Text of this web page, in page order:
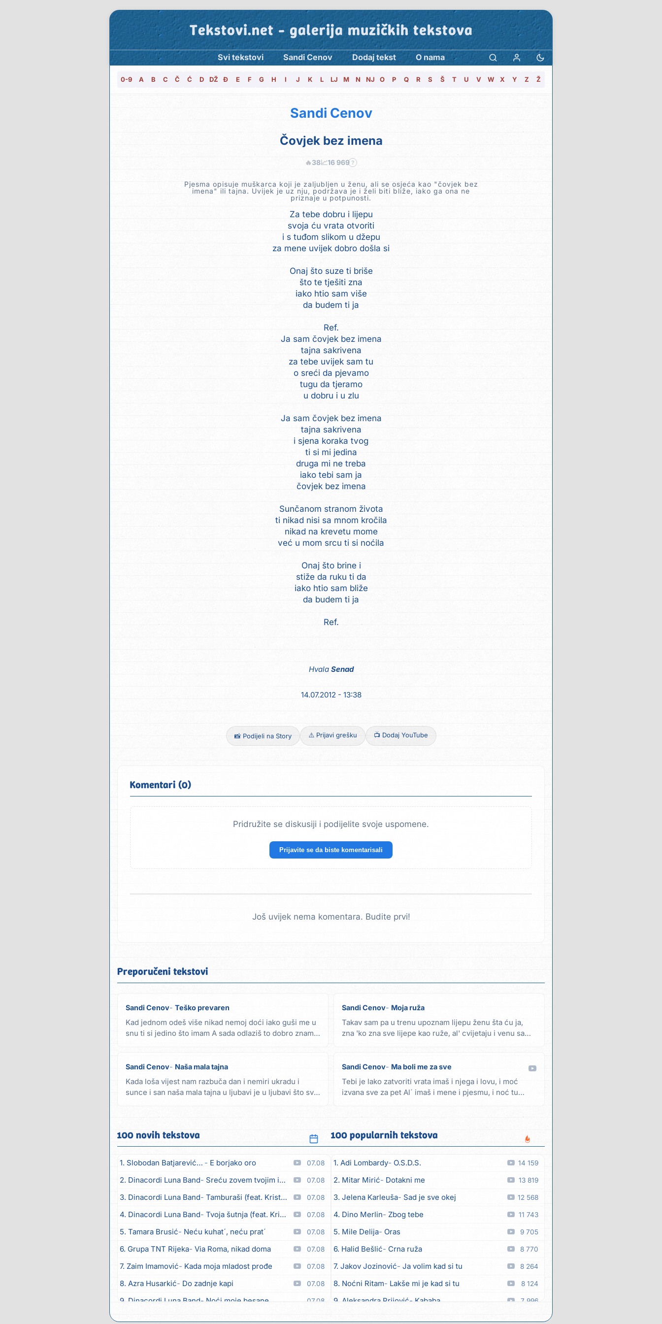
Tekstovi.net - galerija muzičkih tekstova
Svi tekstovi Sandi Cenov Dodaj tekst O nama
0-9 A B C Č Ć D DŽ Đ E F G H I J K L LJ M N NJ O P Q R S Š T U V W X Y Z Ž
Sandi Cenov
Čovjek bez imena
🔥38📈16 969 ?
Pjesma opisuje muškarca koji je zaljubljen u ženu, ali se osjeća kao "čovjek bez
imena" ili tajna. Uvijek je uz nju, podržava je i želi biti bliže, iako ga ona ne
priznaje u potpunosti.
Za tebe dobru i lijepu
svoja ću vrata otvoriti
i s tuđom slikom u džepu
za mene uvijek dobro došla si
Onaj što suze ti briše
što te tješiti zna
iako htio sam više
da budem ti ja
Ref.
Ja sam čovjek bez imena
tajna sakrivena
za tebe uvijek sam tu
o sreći da pjevamo
tugu da tjeramo
u dobru i u zlu
Ja sam čovjek bez imena
tajna sakrivena
i sjena koraka tvog
ti si mi jedina
druga mi ne treba
iako tebi sam ja
čovjek bez imena
Sunčanom stranom života
ti nikad nisi sa mnom kročila
nikad na krevetu mome
već u mom srcu ti si noćila
Onaj što brine i
stiže da ruku ti da
iako htio sam bliže
da budem ti ja
Ref.
Hvala Senad
14.07.2012 - 13:38
📸 Podijeli na Story ⚠️ Prijavi grešku 📺 Dodaj YouTube
Komentari (0)
Pridružite se diskusiji i podijelite svoje uspomene.
Prijavite se da biste komentarisali
Još uvijek nema komentara. Budite prvi!
Preporučeni tekstovi
Sandi Cenov Teško prevaren
Kad jednom odeš više nikad nemoj doći iako guši me u
snu ti si jedino što imam A sada odlaziš to dobro znam
Sandi Cenov Moja ruža
Takav sam pa u trenu upoznam lijepu ženu šta ću ja,
zna 'ko zna sve lijepe kao ruže, al' cvijetaju i venu samo
Sandi Cenov Naša mala tajna
Kada loša vijest nam razbuča dan i nemiri ukradu i
sunce i san naša mala tajna u ljubavi je u ljubavi što sva
Sandi Cenov Ma boli me za sve
Tebi je lako zatvoriti vrata imaš i njega i lovu, i moć
izvana sve za pet Al´ imaš i mene i pjesmu, i noć tu
100 novih tekstova
1. Slobodan Batjarević Čobe E borjako oro 07.08
2. Dinacordi Luna Band Sreću zovem tvojim imenom (feat. Kristina Smetko) 07.08
3. Dinacordi Luna Band Tamburaši (feat. Kristina Smetko) 07.08
4. Dinacordi Luna Band Tvoja šutnja (feat. Kristina Smetko) 07.08
5. Tamara Brusić Neću kuhat´, neću prat´ 07.08
6. Grupa TNT Rijeka Via Roma, nikad doma 07.08
7. Zaim Imamović Kada moja mladost prođe 07.08
8. Azra Husarkić Do zadnje kapi 07.08
9. Dinacordi Luna Band Noći moje besane 07.08
100 popularnih tekstova
1. Adi Lombardy O.S.D.S. 14 159
2. Mitar Mirić Dotakni me 13 819
3. Jelena Karleuša Sad je sve okej 12 568
4. Dino Merlin Zbog tebe 11 743
5. Mile Delija Oras 9 705
6. Halid Bešlić Crna ruža 8 770
7. Jakov Jozinović Ja volim kad si tu 8 264
8. Noćni Ritam Lakše mi je kad si tu 8 124
9. Aleksandra Prijović Kababa 7 996